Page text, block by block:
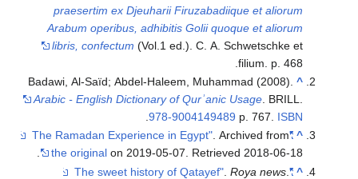
praesertim ex Djeuharii Firuzabadiique et aliorum
Arabum operibus, adhibitis Golii quoque et aliorum
libris, confectum (Vol.1 ed.). C. A. Schwetschke et
filium. p. 468.
^
Badawi, Al-Saïd; Abdel-Haleem, Muhammad (2008).
Arabic - English Dictionary of Qurʾanic Usage . BRILL.
p. 767. ISBN
978-9004149489
.
^
"The Ramadan Experience in Egypt"
. Archived from
the original on 2019-05-07. Retrieved2018-06-18
.
^
"The sweet history of Qatayef"
.Roya news .